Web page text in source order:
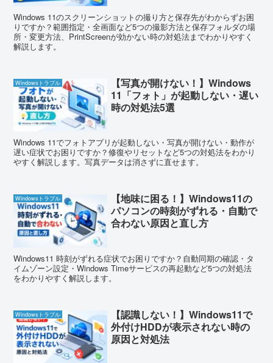
Windows 11のスクリーンショットの撮り方と保存先がわからずお困
りですか？範囲指定・全画面など5つの撮影方法と保存フォルダの場
所・変更方法、PrintScreenが効かない時の対処法までわかりやすく
解説します。
Windowsトラブル
【写真が開けない！】Windows
11「フォト」が起動しない・遅い
時の対処法5選
Windows 11でフォトアプリが起動しない・写真が開けない・動作が
遅い症状でお困りですか？修復やリセットなど5つの対処法をわかり
やすく解説します。写真データは消さずに直せます。
Windowsトラブル
【地味に困る！】Windows11の
パソコンの時刻がずれる・自動で
合わない原因と直し方
Windows11 時刻がずれる症状でお困りですか？自動同期の確認・タ
イムゾーン設定・Windows Timeサービスの再起動など5つの対処法
をわかりやすく解説します。
Windowsトラブル
【認識しない！】Windows11で
外付けHDDが表示されない時の
原因と対処法